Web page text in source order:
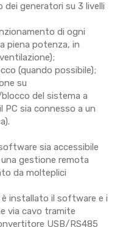
generatori su 3 livelli
di ogni
piena potenza, in
(quando possibile);
su
del sistema a
PC sia connesso a un
sia accessibile
gestione remota
da molteplici
è installato il software e i
via cavo tramite
USB/RS485